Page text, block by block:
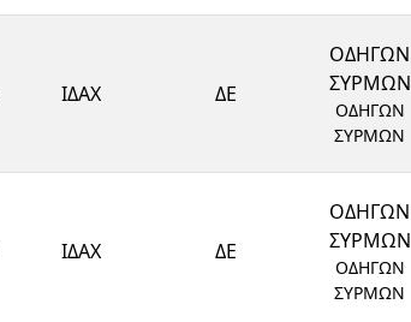
ΙΔΑΧ ΔΕ
ΟΔΗΓΩΝ
ΣΥΡΜΩΝ
ΟΔΗΓΩΝ
ΣΥΡΜΩΝ
ΙΔΑΧ ΔΕ
ΟΔΗΓΩΝ
ΣΥΡΜΩΝ
ΟΔΗΓΩΝ
ΣΥΡΜΩΝ